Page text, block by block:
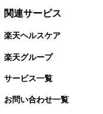
関連サービス
楽天ヘルスケア
楽天グループ
サービス一覧
お問い合わせ一覧